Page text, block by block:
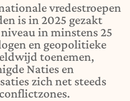
vredestroepen
is in 2025 gezakt
in minstens 25
en geopolitieke
toenemen,
Naties en
zich net steeds